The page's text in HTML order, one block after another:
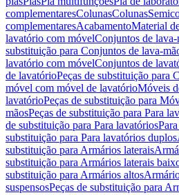
complementaresColunasColunas
complementaresAcabamentoMaterial
lavatório com móvelConjuntos de
substituição para Conjuntos de lava-
lavatório com móvelConjuntos de
de lavatórioPeças de substituição para
móvel com móvel de lavatórioMóveis
lavatórioPeças de substituição para
mãosPeças de substituição para Para
de substituição para Para lavatórios
substituição para Para lavatórios duplos
substituição para Armários laterais
substituição para Armários laterais
substituição para Armários altos
suspensosPeças de substituição para